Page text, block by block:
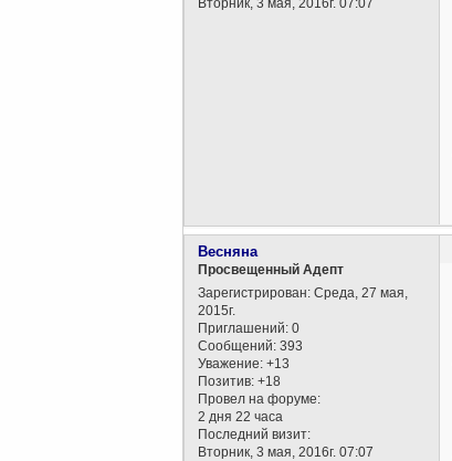
Вторник, 3 мая, 2016г. 07:07
Весняна
Просвещенный Адепт
Зарегистрирован: Среда, 27 мая,
2015г.
Приглашений: 0
Сообщений: 393
Уважение: +13
Позитив: +18
Провел на форуме:
2 дня 22 часа
Последний визит:
Вторник, 3 мая, 2016г. 07:07